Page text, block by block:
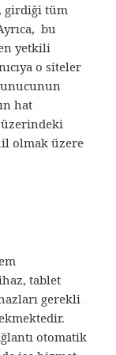
girdiği tüm
bu
yetkili
o siteler
hat
üzerindeki
olmak üzere
tablet
gerekli
otomatik